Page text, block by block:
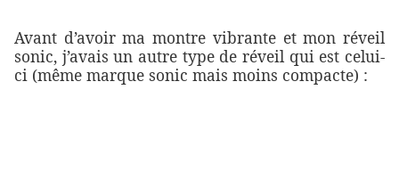
Avant d’avoir ma montre vibrante et mon réveil
sonic, j’avais un autre type de réveil qui est celui-
ci (même marque sonic mais moins compacte) :